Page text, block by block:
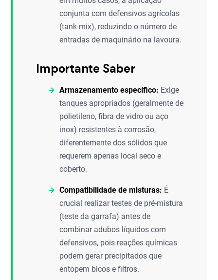
conjunta com defensivos agrícolas
(tank mix), reduzindo o número de
entradas de maquinário na lavoura.
Importante Saber
Armazenamento específico: Exige
tanques apropriados (geralmente de
polietileno, fibra de vidro ou aço
inox) resistentes à corrosão,
diferentemente dos sólidos que
requerem apenas local seco e
coberto.
Compatibilidade de misturas: É
crucial realizar testes de pré-mistura
(teste da garrafa) antes de
combinar adubos líquidos com
defensivos, pois reações químicas
podem gerar precipitados que
entopem bicos e filtros.